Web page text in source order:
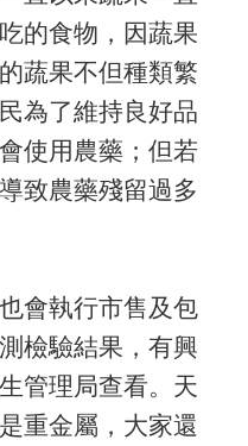
的食物，因蔬果
蔬果不但種類繁
為了維持良好品
使用農藥；但若
致農藥殘留過多
會執行市售及包
檢驗結果，有興
管理局查看。天
重金屬，大家還